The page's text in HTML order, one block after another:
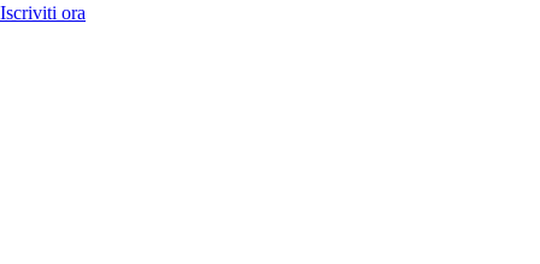
Iscriviti ora